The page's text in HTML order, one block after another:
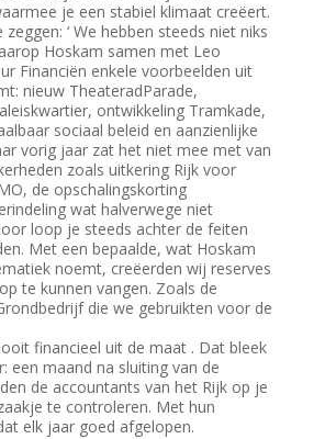
je een stabiel klimaat creëert.
‘ We hebben steeds niet niks
Hoskam samen met Leo
Financiën enkele voorbeelden uit
nieuw TheateradParade,
ontwikkeling Tramkade,
sociaal beleid en aanzienlijke
vorig jaar zat het niet mee met van
zoals uitkering Rijk voor
de opschalingskorting
wat halverwege niet
loop je steeds achter de feiten
Met een bepaalde, wat Hoskam
noemt, creëerden wij reserves
te kunnen vangen. Zoals de
die we gebruikten voor de
financieel uit de maat . Dat bleek
een maand na sluiting van de
de accountants van het Rijk op je
te controleren. Met hun
elk jaar goed afgelopen.